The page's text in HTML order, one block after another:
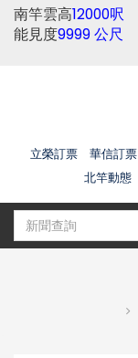
南竿雲高12000呎
能見度9999 公尺
立榮訂票 華信訂票
北竿動態